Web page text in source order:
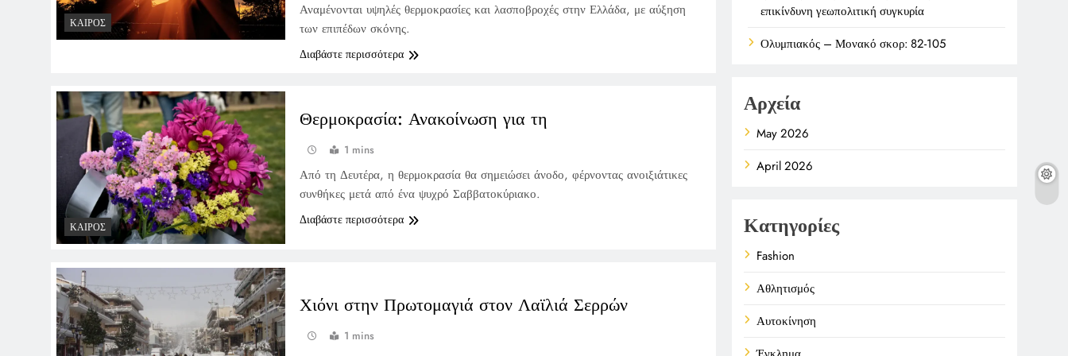
ΚΑΙΡΌΣ
Αναμένονται υψηλές θερμοκρασίες και λασποβροχές στην Ελλάδα, με αύξηση
των επιπέδων σκόνης.
Διαβάστε περισσότερα
ΚΑΙΡΌΣ
Θερμοκρασία: Ανακοίνωση για τη
1 mins
Από τη Δευτέρα, η θερμοκρασία θα σημειώσει άνοδο, φέρνοντας ανοιξιάτικες
συνθήκες μετά από ένα ψυχρό Σαββατοκύριακο.
Διαβάστε περισσότερα
Χιόνι στην Πρωτομαγιά στον Λαϊλιά Σερρών
1 mins
επικίνδυνη γεωπολιτική συγκυρία
Ολυμπιακός – Μονακό σκορ: 82-105
Αρχεία
May 2026
April 2026
Κατηγορίες
Fashion
Αθλητισμός
Αυτοκίνηση